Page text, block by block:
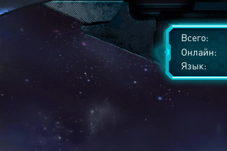
Всего:
Онлайн:
Язык: